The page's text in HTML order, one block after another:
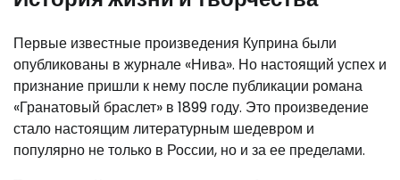
Первые известные произведения Куприна были
опубликованы в журнале «Нива». Но настоящий успех и
признание пришли к нему после публикации романа
«Гранатовый браслет» в 1899 году. Это произведение
стало настоящим литературным шедевром и
популярно не только в России, но и за ее пределами.